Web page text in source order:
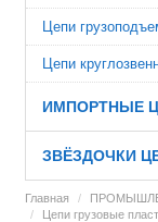
Цепи
Цепи
ИМПОРТНЫЕ
ЗВЁЗДОЧКИ
Главная
Цепи грузовые